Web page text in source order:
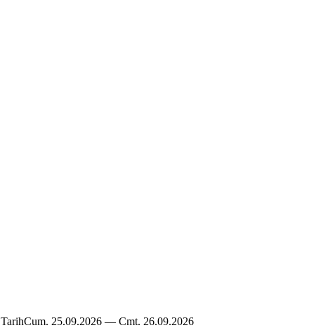
TarihCum. 25.09.2026 — Cmt. 26.09.2026